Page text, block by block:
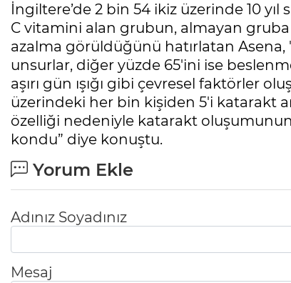
İngiltere’de 2 bin 54 ikiz üzerinde 10
C vitamini alan grubun, almayan
azalma görüldüğünü hatırlatan
unsurlar, diğer yüzde 65'ini ise
aşırı gün ışığı gibi çevresel faktörler
üzerindeki her bin kişiden 5'i katarakt
özelliği nedeniyle katarakt
kondu” diye konuştu.
Yorum Ekle
Adınız Soyadınız
Mesaj